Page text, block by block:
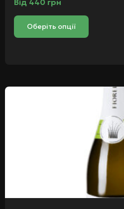
Від 440 грн
Оберіть опції